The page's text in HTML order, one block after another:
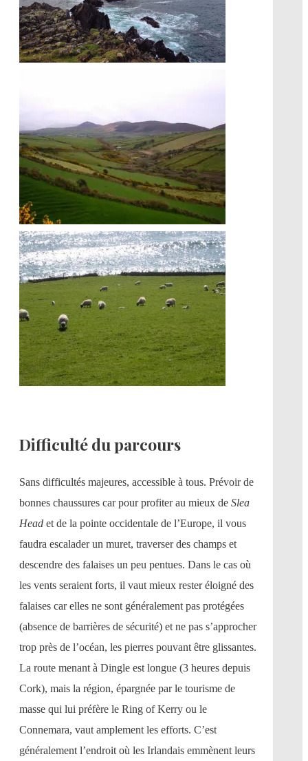
Difficulté du parcours
Sans difficultés majeures, accessible à tous. Prévoir de
bonnes chaussures car pour profiter au mieux de Slea
Head et de la pointe occidentale de l’Europe, il vous
faudra escalader un muret, traverser des champs et
descendre des falaises un peu pentues. Dans le cas où
les vents seraient forts, il vaut mieux rester éloigné des
falaises car elles ne sont généralement pas protégées
(absence de barrières de sécurité) et ne pas s’approcher
trop près de l’océan, les pierres pouvant être glissantes.
La route menant à Dingle est longue (3 heures depuis
Cork), mais la région, épargnée par le tourisme de
masse qui lui préfère le Ring of Kerry ou le
Connemara, vaut amplement les efforts. C’est
généralement l’endroit où les Irlandais emmènent leurs